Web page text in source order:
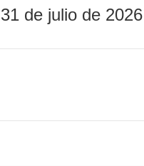
de julio de 2026